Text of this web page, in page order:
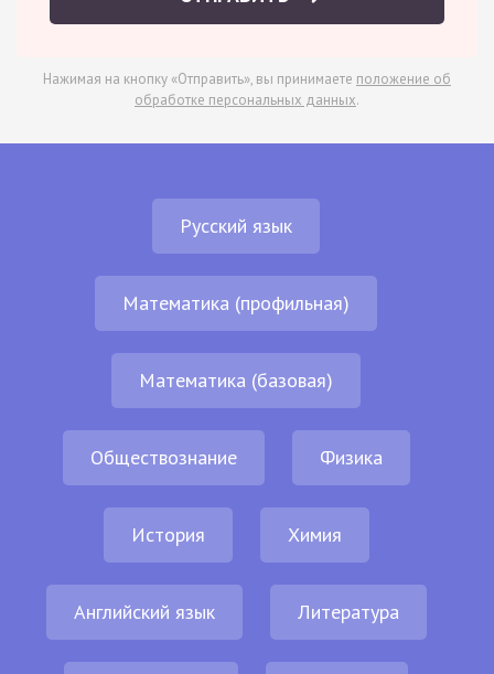
Нажимая на кнопку «Отправить», вы принимаете положение об
обработке персональных данных.
Русский язык
Математика (профильная)
Математика (базовая)
Обществознание Физика
История Химия
Английский язык Литература